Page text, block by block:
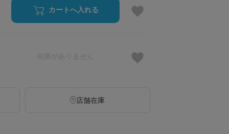
カートへ入れる
店舗在庫